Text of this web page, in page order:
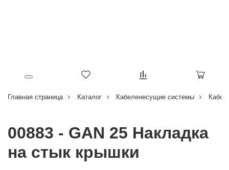
Главная страница Каталог Кабеленесущие системы
00883 - GAN 25 Накладка
на стык крышки